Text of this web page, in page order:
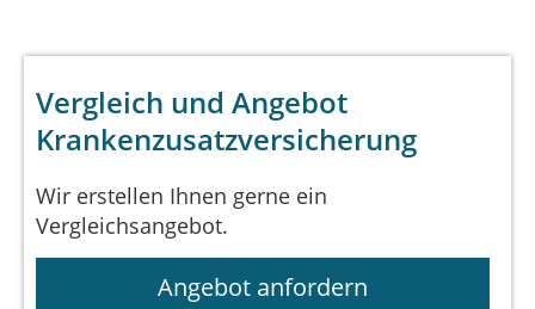
Vergleich und Angebot
Krankenzusatzversicherung
Wir erstellen Ihnen gerne ein
Vergleichsangebot.
Angebot anfordern